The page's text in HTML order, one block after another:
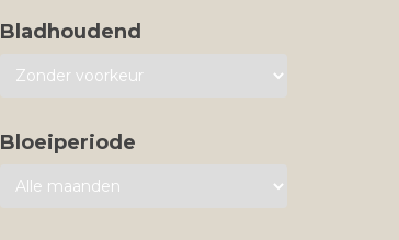
Bladhoudend
Bloeiperiode